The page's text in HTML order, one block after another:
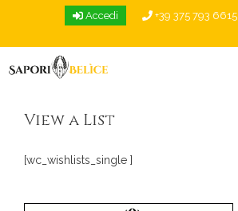
Accedi +39 375 793 6615
View a List
[wc_wishlists_single ]